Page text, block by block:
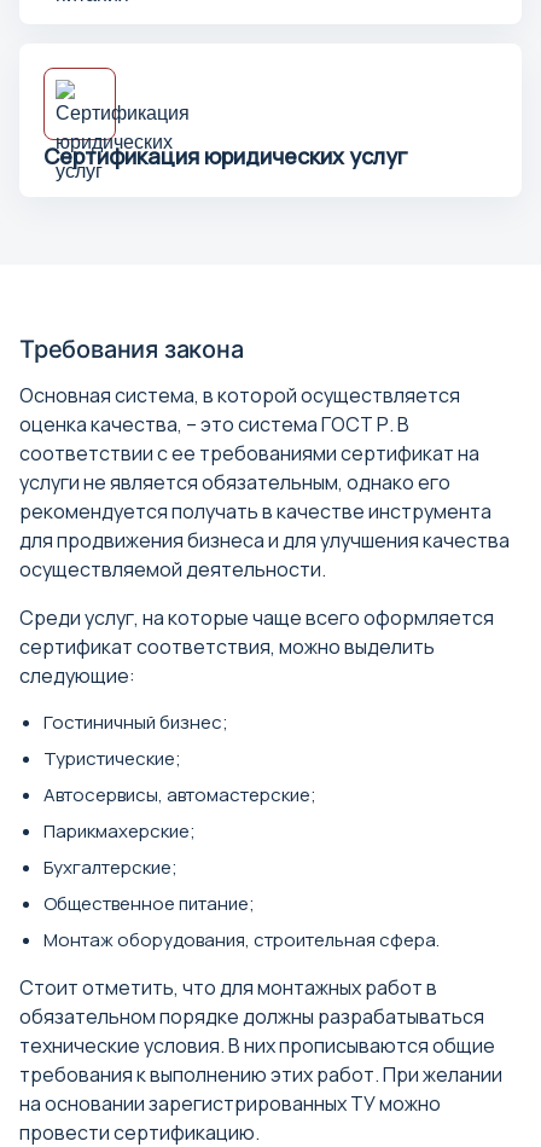
Сертификация юридических услуг
Требования закона
Основная система, в которой осуществляется
оценка качества, – это система ГОСТ Р. В
соответствии с ее требованиями сертификат на
услуги не является обязательным, однако его
рекомендуется получать в качестве инструмента
для продвижения бизнеса и для улучшения качества
осуществляемой деятельности.
Среди услуг, на которые чаще всего оформляется
сертификат соответствия, можно выделить
следующие:
Гостиничный бизнес;
Туристические;
Автосервисы, автомастерские;
Парикмахерские;
Бухгалтерские;
Общественное питание;
Монтаж оборудования, строительная сфера.
Стоит отметить, что для монтажных работ в
обязательном порядке должны разрабатываться
технические условия. В них прописываются общие
требования к выполнению этих работ. При желании
на основании зарегистрированных ТУ можно
провести сертификацию.